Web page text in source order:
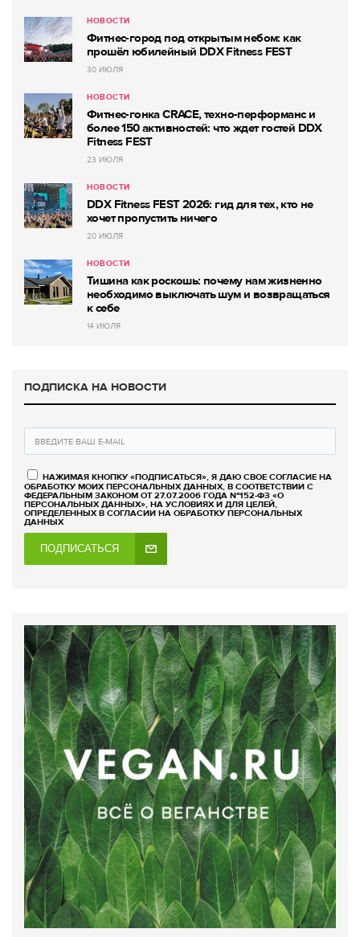
НОВОСТИ
Фитнес-город под открытым небом: как
прошёл юбилейный DDX Fitness FEST
30 ИЮЛЯ
НОВОСТИ
Фитнес-гонка CRACE, техно-перформанс и
более 150 активностей: что ждет гостей DDX
Fitness FEST
23 ИЮЛЯ
НОВОСТИ
DDX Fitness FEST 2026: гид для тех, кто не
хочет пропустить ничего
20 ИЮЛЯ
НОВОСТИ
Тишина как роскошь: почему нам жизненно
необходимо выключать шум и возвращаться
к себе
14 ИЮЛЯ
ПОДПИСКА НА НОВОСТИ
НАЖИМАЯ КНОПКУ «ПОДПИСАТЬСЯ», Я ДАЮ СВОЕ СОГЛАСИЕ НА
ОБРАБОТКУ МОИХ ПЕРСОНАЛЬНЫХ ДАННЫХ, В СООТВЕТСТВИИ С
ФЕДЕРАЛЬНЫМ ЗАКОНОМ ОТ 27.07.2006 ГОДА №152-ФЗ «О
ПЕРСОНАЛЬНЫХ ДАННЫХ», НА УСЛОВИЯХ И ДЛЯ ЦЕЛЕЙ,
ОПРЕДЕЛЕННЫХ В СОГЛАСИИ НА ОБРАБОТКУ ПЕРСОНАЛЬНЫХ
ДАННЫХ
ПОДПИСАТЬСЯ